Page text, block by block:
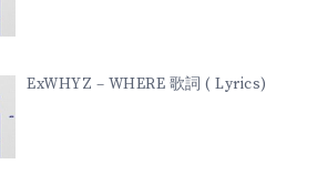
ExWHYZ – WHERE 歌詞 ( Lyrics)